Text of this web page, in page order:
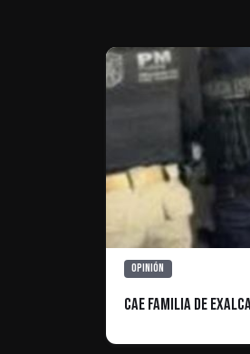
Opinión
Cae familia de